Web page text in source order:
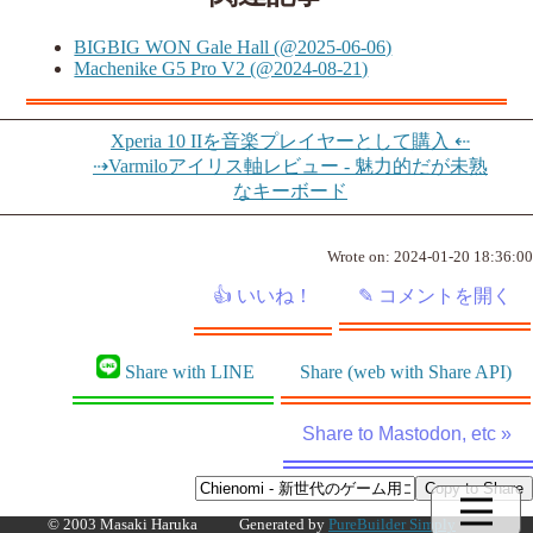
BIGBIG WON Gale Hall (@2025-06-06)
Machenike G5 Pro V2 (@2024-08-21)
Xperia 10 IIを音楽プレイヤーとして購入 ⇠
⇢Varmiloアイリス軸レビュー - 魅力的だが未熟
なキーボード
Wrote on: 2024-01-20 18:36:00
Share with LINE Share (web with Share API)
Share to Mastodon, etc »
© 2003 Masaki Haruka Generated by PureBuilder Simply